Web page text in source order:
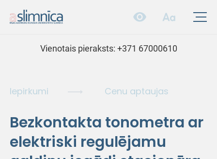
Vienotais pieraksts: +371 67000610
Iepirkumi Cenu aptaujas
Bezkontakta tonometra ar
elektriski regulējamu